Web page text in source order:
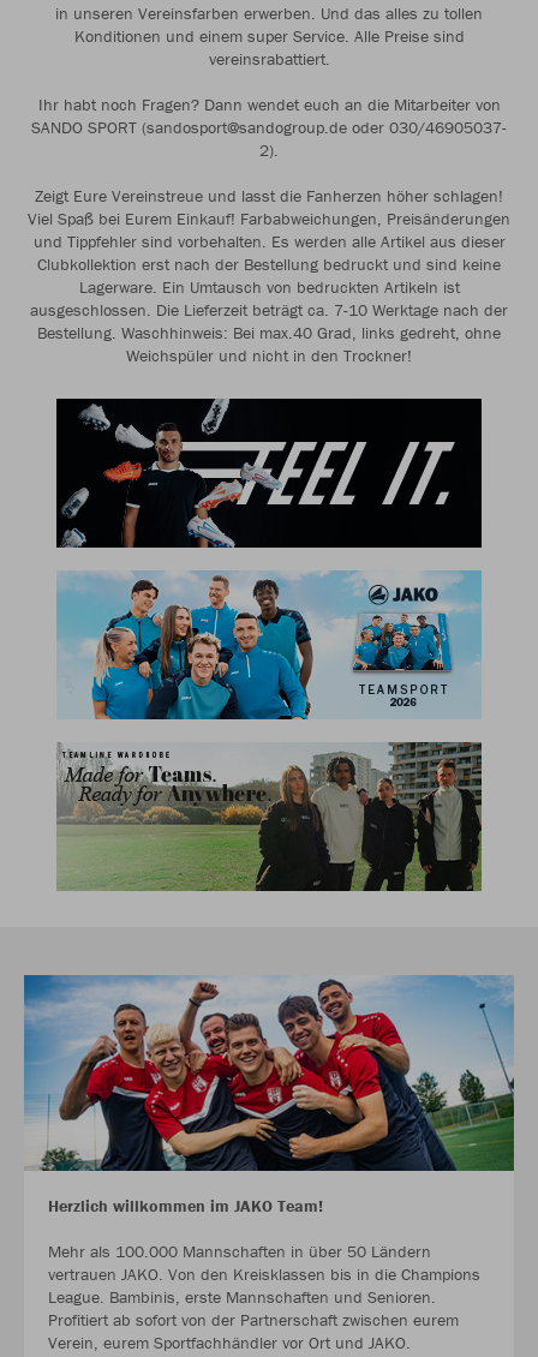
in unseren Vereinsfarben erwerben. Und das alles zu tollen
Konditionen und einem super Service. Alle Preise sind
vereinsrabattiert.
Ihr habt noch Fragen? Dann wendet euch an die Mitarbeiter von
SANDO SPORT (sandosport@sandogroup.de oder 030/46905037-
2).
Zeigt Eure Vereinstreue und lasst die Fanherzen höher schlagen!
Viel Spaß bei Eurem Einkauf! Farbabweichungen, Preisänderungen
und Tippfehler sind vorbehalten. Es werden alle Artikel aus dieser
Clubkollektion erst nach der Bestellung bedruckt und sind keine
Lagerware. Ein Umtausch von bedruckten Artikeln ist
ausgeschlossen. Die Lieferzeit beträgt ca. 7-10 Werktage nach der
Bestellung. Waschhinweis: Bei max.40 Grad, links gedreht, ohne
Weichspüler und nicht in den Trockner!
Herzlich willkommen im JAKO Team!
Mehr als 100.000 Mannschaften in über 50 Ländern
vertrauen JAKO. Von den Kreisklassen bis in die Champions
League. Bambinis, erste Mannschaften und Senioren.
Profitiert ab sofort von der Partnerschaft zwischen eurem
Verein, eurem Sportfachhändler vor Ort und JAKO.